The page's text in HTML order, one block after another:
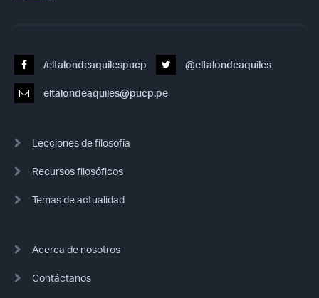
/eltalondeaquilespucp @eltalondeaquiles
eltalondeaquiles@pucp.pe
Lecciones de filosofía
Recursos filosóficos
Temas de actualidad
Acerca de nosotros
Contáctanos